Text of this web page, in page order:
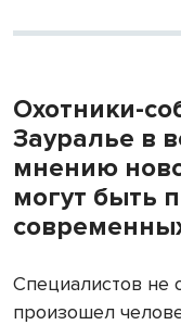
Охотники-
Зауралье в
мнению
могут быть
Специалистов не
произошел